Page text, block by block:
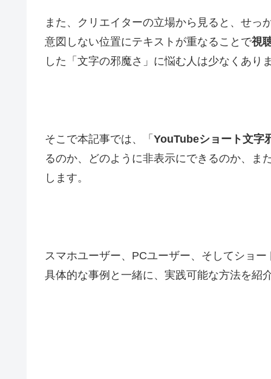
また、クリエイターの立場から見ると、せっ
意図しない位置にテキストが重なることで視
した「文字の邪魔さ」に悩む人は少なくあり
そこで本記事では、「 YouTubeショート文字
るのか、どのように非表示にできるのか、ま
します。
スマホユーザー、PCユーザー、そしてショ
具体的な事例と一緒に、実践可能な方法を紹